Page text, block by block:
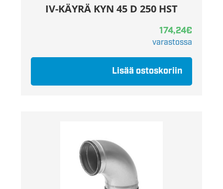
IV-KÄYRÄ KYN 45 D 250 HST
174,24€
varastossa
Lisää ostoskoriin